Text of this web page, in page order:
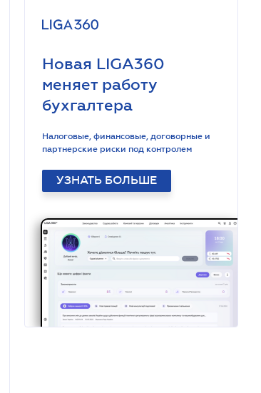
Новая LIGA360
меняет работу
бухгалтера
Налоговые, финансовые, договорные и
партнерские риски под контролем
УЗНАТЬ БОЛЬШЕ